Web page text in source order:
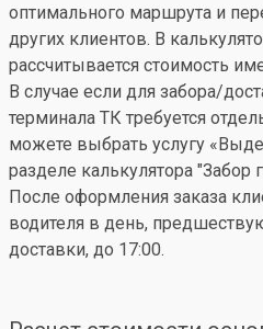
оптимального маршрута и
других клиентов. В
рассчитывается стоимость
В случае если для забора/
терминала ТК требуется
можете выбрать услугу
разделе калькулятора "Забор
После оформления заказа
водителя в день,
доставки, до 17:00.